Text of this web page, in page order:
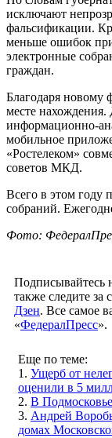
исключают
фальсификации.
меньше ошибок
электронные
граждан.
Благодаря новому
месте
информационно-
мобильное
«Ростелеком»
советов МКД.
Всего в этом году
собраний.
Фото:
Подписывайтесь
также следите
Дзен. Все самое
«ФедералПресс».
Еще по теме:
1. Ущерб от
оценили в 5
2. В
3. Андрей
домах